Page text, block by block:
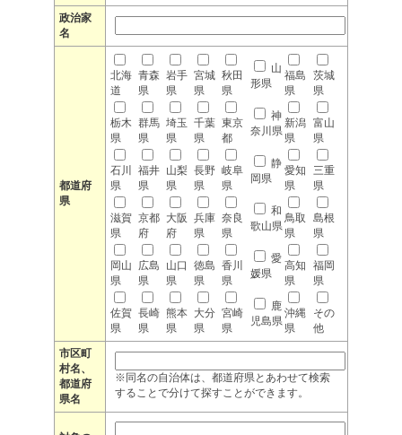
政治家
名
都道府
県
北海
道
青森
県
岩手
県
宮城
県
秋田
県
山
形県
福島
県
茨城
県
栃木
県
群馬
県
埼玉
県
千葉
県
東京
都
神
奈川県
新潟
県
富山
県
石川
県
福井
県
山梨
県
長野
県
岐阜
県
静
岡県
愛知
県
三重
県
滋賀
県
京都
府
大阪
府
兵庫
県
奈良
県
和
歌山県
鳥取
県
島根
県
岡山
県
広島
県
山口
県
徳島
県
香川
県
愛
媛県
高知
県
福岡
県
佐賀
県
長崎
県
熊本
県
大分
県
宮崎
県
鹿
児島県
沖縄
県
その
他
市区町
村名、
都道府
県名
※同名の自治体は、都道府県とあわせて検索
することで分けて探すことができます。